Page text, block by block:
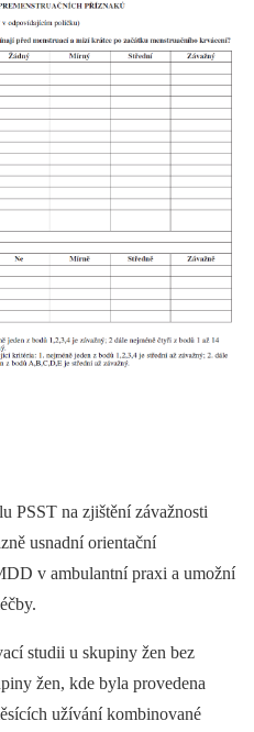
PSST na zjištění závažnosti
usnadní orientační
v ambulantní praxi a umožní
studii u skupiny žen bez
žen, kde byla provedena
užívání kombinované